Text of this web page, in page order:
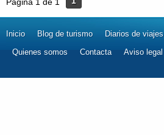
Inicio Blog de turismo Diarios de viajes
Quienes somos
Contacta Aviso legal